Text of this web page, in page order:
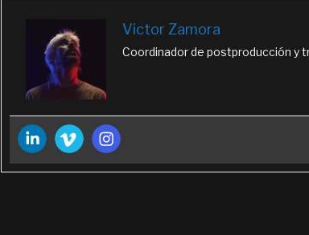
Victor Zamora
Coordinador de postproducción y